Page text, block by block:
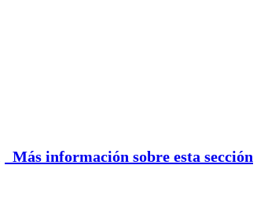
Más información sobre esta sección